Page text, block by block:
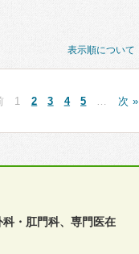
表示順について
1 2 3 4 5 次 »
・肛門科、専門医在